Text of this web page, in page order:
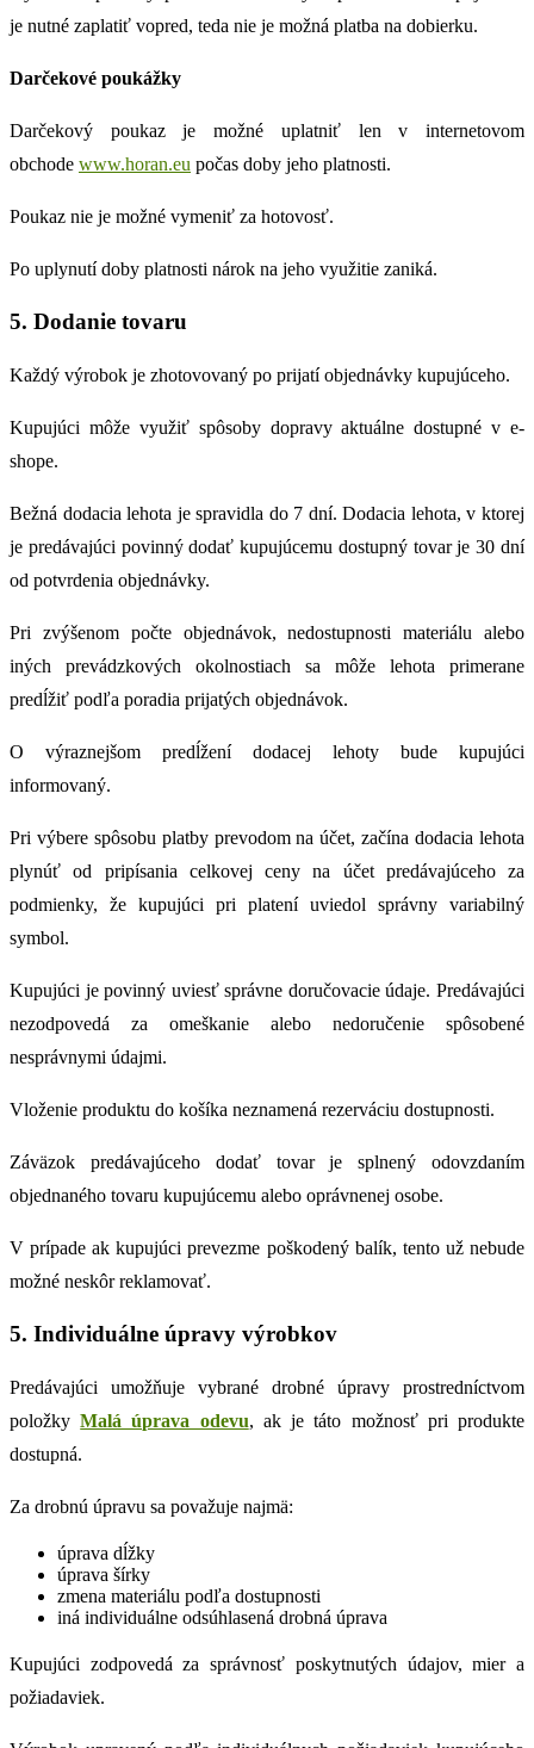
je nutné zaplatiť vopred, teda nie je možná platba na dobierku.
Darčekové poukážky
Darčekový poukaz je možné uplatniť len v internetovom
obchode www.horan.eu počas doby jeho platnosti.
Poukaz nie je možné vymeniť za hotovosť.
Po uplynutí doby platnosti nárok na jeho využitie zaniká.
5. Dodanie tovaru
Každý výrobok je zhotovovaný po prijatí objednávky kupujúceho.
Kupujúci môže využiť spôsoby dopravy aktuálne dostupné v e-
shope.
Bežná dodacia lehota je spravidla do 7 dní. Dodacia lehota, v ktorej
je predávajúci povinný dodať kupujúcemu dostupný tovar je 30 dní
od potvrdenia objednávky.
Pri zvýšenom počte objednávok, nedostupnosti materiálu alebo
iných prevádzkových okolnostiach sa môže lehota primerane
predĺžiť podľa poradia prijatých objednávok.
O výraznejšom predĺžení dodacej lehoty bude kupujúci
informovaný.
Pri výbere spôsobu platby prevodom na účet, začína dodacia lehota
plynúť od pripísania celkovej ceny na účet predávajúceho za
podmienky, že kupujúci pri platení uviedol správny variabilný
symbol.
Kupujúci je povinný uviesť správne doručovacie údaje. Predávajúci
nezodpovedá za omeškanie alebo nedoručenie spôsobené
nesprávnymi údajmi.
Vloženie produktu do košíka neznamená rezerváciu dostupnosti.
Záväzok predávajúceho dodať tovar je splnený odovzdaním
objednaného tovaru kupujúcemu alebo oprávnenej osobe.
V prípade ak kupujúci prevezme poškodený balík, tento už nebude
možné neskôr reklamovať.
5. Individuálne úpravy výrobkov
Predávajúci umožňuje vybrané drobné úpravy prostredníctvom
položkyMalá úprava odevu, ak je táto možnosť pri produkte
dostupná.
Za drobnú úpravu sa považuje najmä:
úprava dĺžky
úprava šírky
zmena materiálu podľa dostupnosti
iná individuálne odsúhlasená drobná úprava
Kupujúci zodpovedá za správnosť poskytnutých údajov, mier a
požiadaviek.